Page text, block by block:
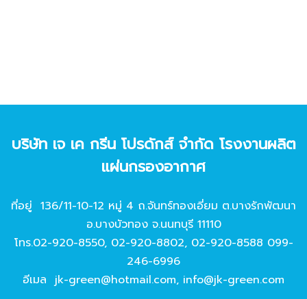
บริษัท เจ เค กรีน โปรดักส์ จํากัด โรงงานผลิต
แผ่นกรองอากาศ
ที่อยู่ 136/11-10-12 หมู่ 4 ถ.จันทร์ทองเอี่ยม ต.บางรักพัฒนา
อ.บางบัวทอง จ.นนทบุรี 11110
โทร.02-920-8550, 02-920-8802, 02-920-8588 099-
246-6996
อีเมล jk-green@hotmail.com, info@jk-green.com